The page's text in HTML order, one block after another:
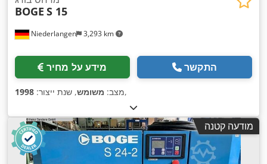
Niederlangen 3,293 km
BOGE S 15
מידע על מחיר התקשר
מצב: משומש, שנת ייצור: 1998 ,
מודעה קטנה